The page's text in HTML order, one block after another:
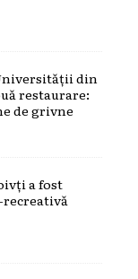
din
restaurare:
de grivne
a fost